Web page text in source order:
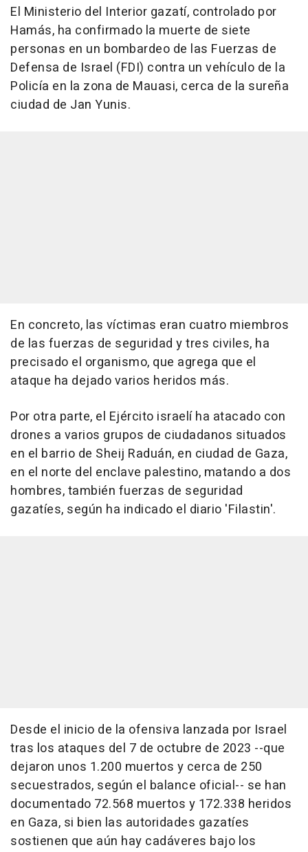
El Ministerio del Interior gazatí, controlado por
Hamás, ha confirmado la muerte de siete
personas en un bombardeo de las Fuerzas de
Defensa de Israel (FDI) contra un vehículo de la
Policía en la zona de Mauasi, cerca de la sureña
ciudad de Jan Yunis.
En concreto, las víctimas eran cuatro miembros
de las fuerzas de seguridad y tres civiles, ha
precisado el organismo, que agrega que el
ataque ha dejado varios heridos más.
Por otra parte, el Ejército israelí ha atacado con
drones a varios grupos de ciudadanos situados
en el barrio de Sheij Raduán, en ciudad de Gaza,
en el norte del enclave palestino, matando a dos
hombres, también fuerzas de seguridad
gazatíes, según ha indicado el diario 'Filastin'.
Desde el inicio de la ofensiva lanzada por Israel
tras los ataques del 7 de octubre de 2023 --que
dejaron unos 1.200 muertos y cerca de 250
secuestrados, según el balance oficial-- se han
documentado 72.568 muertos y 172.338 heridos
en Gaza, si bien las autoridades gazatíes
sostienen que aún hay cadáveres bajo los